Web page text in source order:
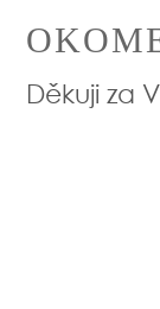
Děkuji za